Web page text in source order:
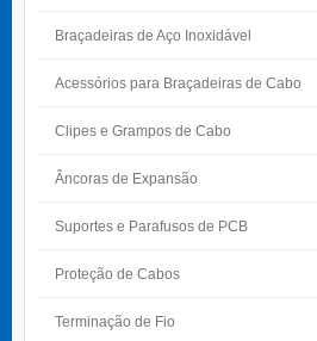
Braçadeiras de Aço Inoxidável
Acessórios para Braçadeiras de Cabo
Clipes e Grampos de Cabo
Âncoras de Expansão
Suportes e Parafusos de PCB
Proteção de Cabos
Terminação de Fio